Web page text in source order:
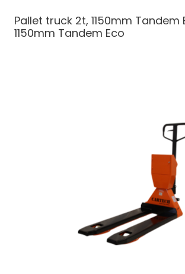
Pallet truck 2t, 1150mm Tandem
1150mm Tandem Eco